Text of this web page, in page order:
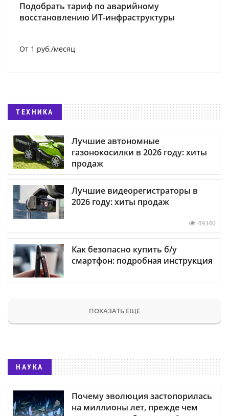
Подобрать тариф по аварийному
восстановлению ИТ-инфраструктуры
От 1 руб./месяц
ТЕХНИКА
Лучшие автономные
газонокосилки в 2026 году: хиты
продаж
Лучшие видеорегистраторы в
2026 году: хиты продаж
49340
Как безопасно купить б/у
смартфон: подробная инструкция
ПОКАЗАТЬ ЕЩЕ
НАУКА
Почему эволюция застопорилась
на миллионы лет, прежде чем